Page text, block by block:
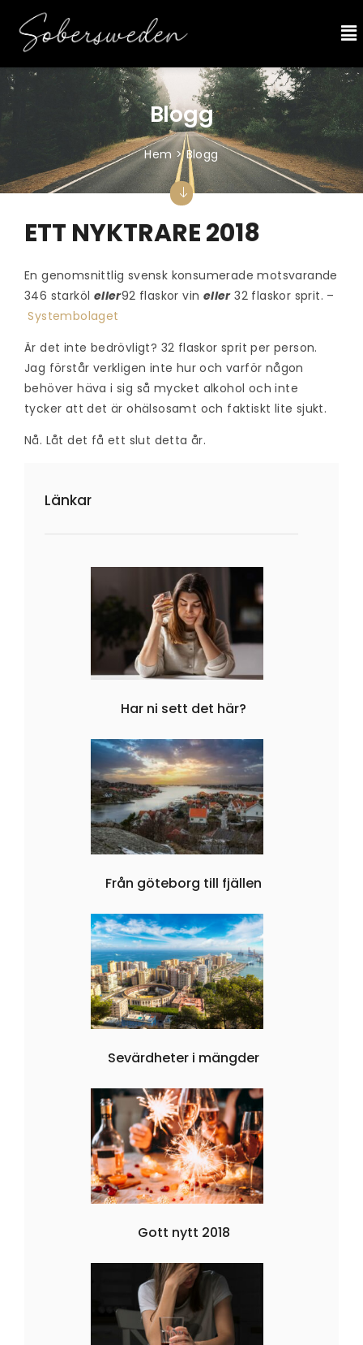
Blogg
Hem > Blogg
Länkar
Har ni sett det här?
Från göteborg till fjällen
Sevärdheter i mängder
Gott nytt 2018
ETT NYKTRARE 2018
En genomsnittlig svensk konsumerade motsvarande
346 starköl eller92 flaskor vin eller32 flaskor sprit. –
Systembolaget
Är det inte bedrövligt? 32 flaskor sprit per person.
Jag förstår verkligen inte hur och varför någon
behöver häva i sig så mycket alkohol och inte
tycker att det är ohälsosamt och faktiskt lite sjukt.
Nå. Låt det få ett slut detta år.